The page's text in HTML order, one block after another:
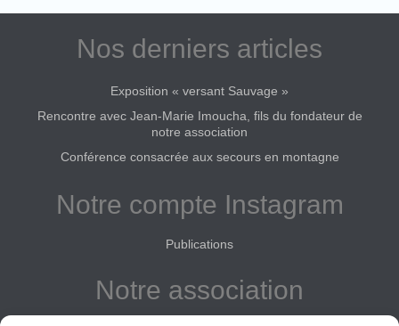
Nos derniers articles
Exposition « versant Sauvage »
Rencontre avec Jean-Marie Imoucha, fils du fondateur de
notre association
Conférence consacrée aux secours en montagne
Notre compte Instagram
Publications
Notre association